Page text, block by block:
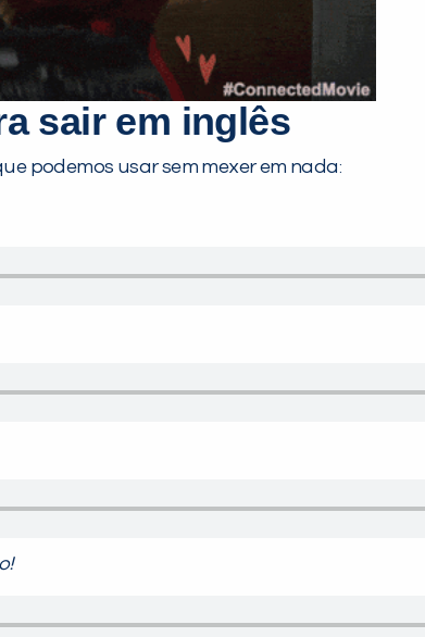
sair em inglês
podemos usar sem mexer em nada: